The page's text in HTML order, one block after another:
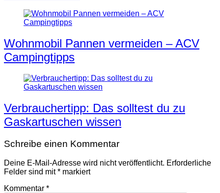
Wohnmobil Pannen vermeiden – ACV
Campingtipps
Verbrauchertipp: Das solltest du zu
Gaskartuschen wissen
Schreibe einen Kommentar
Deine E-Mail-Adresse wird nicht veröffentlicht. Erforderliche
Felder sind mit* markiert
Kommentar *